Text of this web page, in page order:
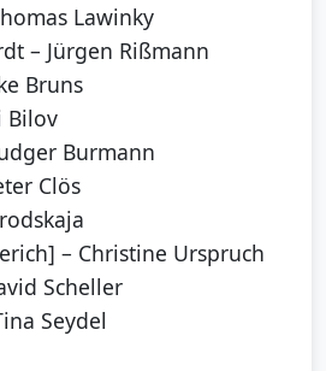
Lawinky
– Jürgen Rißmann
Bruns
Bilov
Burmann
Clös
– Christine Urspruch
Scheller
Seydel